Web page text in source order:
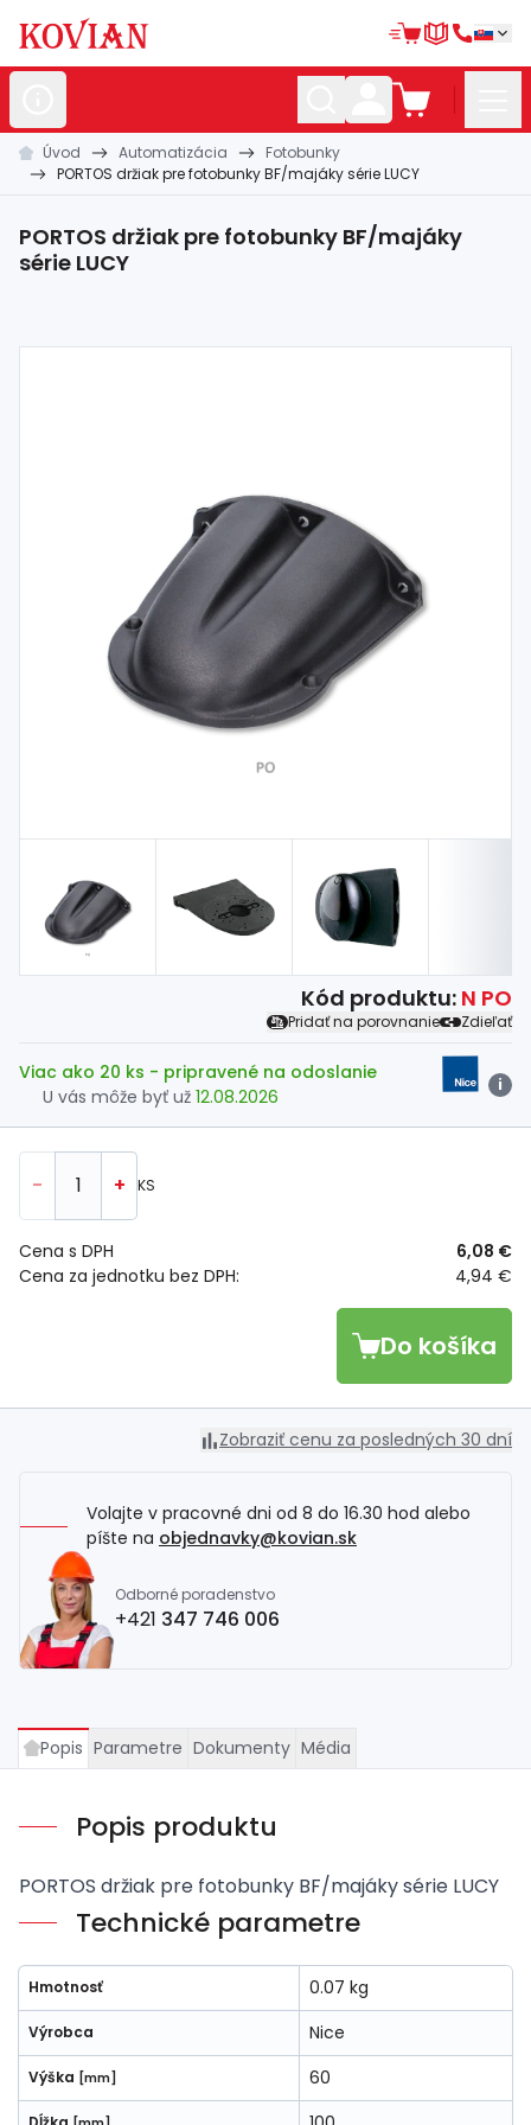
Nerezovépolotovary
Kované polotovary
Bránovésystémy
materiál
Úvod Automatizácia
Fotobunky
PORTOS držiak pre fotobunky BF/majáky série LUCY
PORTOS držiak pre fotobunky BF/majáky
série LUCY
Kód produktu: N PO
Pridať na porovnanie Zdieľať
Viac ako 20 ks - pripravené na odoslanie
U vás môže byť už 12.08.2026
i
- + KS
Cena za jednotku bez DPH: 4,94 €
Cena s DPH 6,08 €
Do košíka
Zobraziť cenu za posledných 30 dní
Volajte v pracovné dni od 8 do 16.30 hod alebo
píšte na objednavky@kovian.sk
Odborné poradenstvo
+421 347 746 006
Popis Parametre Dokumenty Média
Popis produktu
PORTOS držiak pre fotobunky BF/majáky série LUCY
Technické parametre
Hmotnosť 0.07 kg
Výrobca Nice
Výška [mm] 60